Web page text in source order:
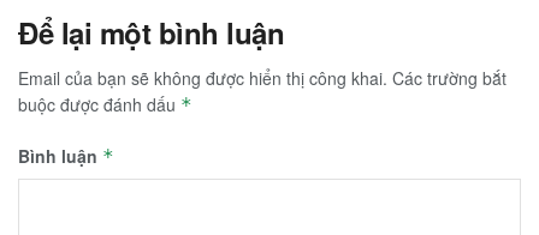
Để lại một bình luận
Email của bạn sẽ không được hiển thị công khai. Các trường bắt
buộc được đánh dấu *
Bình luận *